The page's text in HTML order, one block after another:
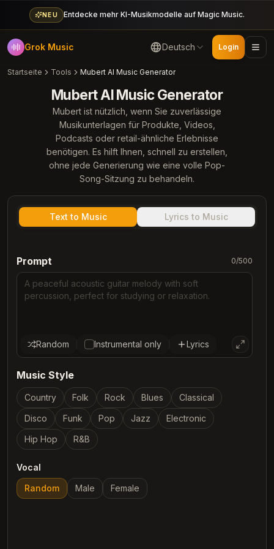
NEU Entdecke mehr KI-Musikmodelle auf Magic Music.
Grok Music Deutsch Login
Startseite Tools Mubert AI Music Generator
Mubert AI Music Generator
Mubert ist nützlich, wenn Sie zuverlässige
Musikunterlagen für Produkte, Videos,
Podcasts oder retail-ähnliche Erlebnisse
benötigen. Es hilft Ihnen, schnell zu erstellen,
ohne jede Generierung wie eine volle Pop-
Song-Sitzung zu behandeln.
Text to Music Lyrics to Music
Prompt 0/500
Random Instrumental only Lyrics
Music Style
Country Folk Rock Blues
Classical
Disco
Funk Pop Jazz
Electronic
Hip Hop
R&B
Vocal
Random
Male Female